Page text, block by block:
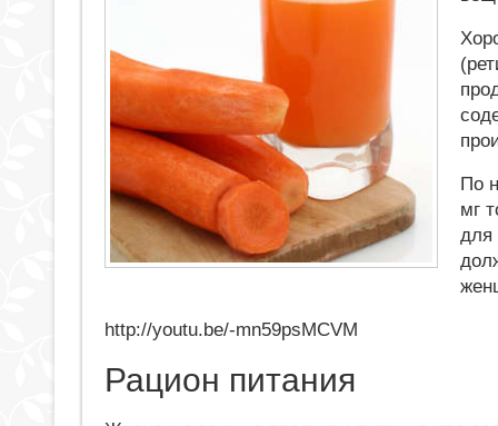
По
мг
для
http://youtu.be/-mn59psMCVM
Рацион питания